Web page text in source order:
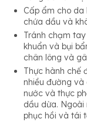
Cấp ẩm cho
chứa dầu và
Tránh chạm
khuẩn và bụi
chân lông và
Thực hành chế
nhiều đường
nước và thực
dầu dừa.
phục hồi và tái